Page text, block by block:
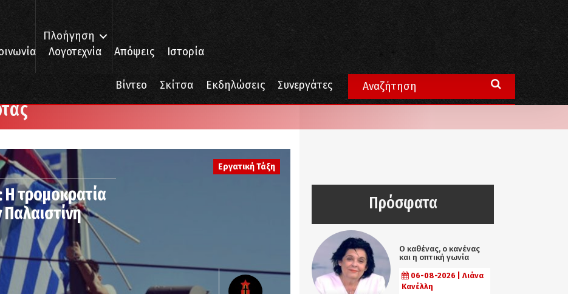
Πλοήγηση
Λογοτεχνία Απόψεις Ιστορία
Βίντεο Σκίτσα Εκδηλώσεις Συνεργάτες
Εργατική Τάξη
Η τρομοκρατία
Πρόσφατα
Ο καθένας, ο κανένας
και η οπτική γωνία
06-08-2026 | Λιάνα
Κανέλλη